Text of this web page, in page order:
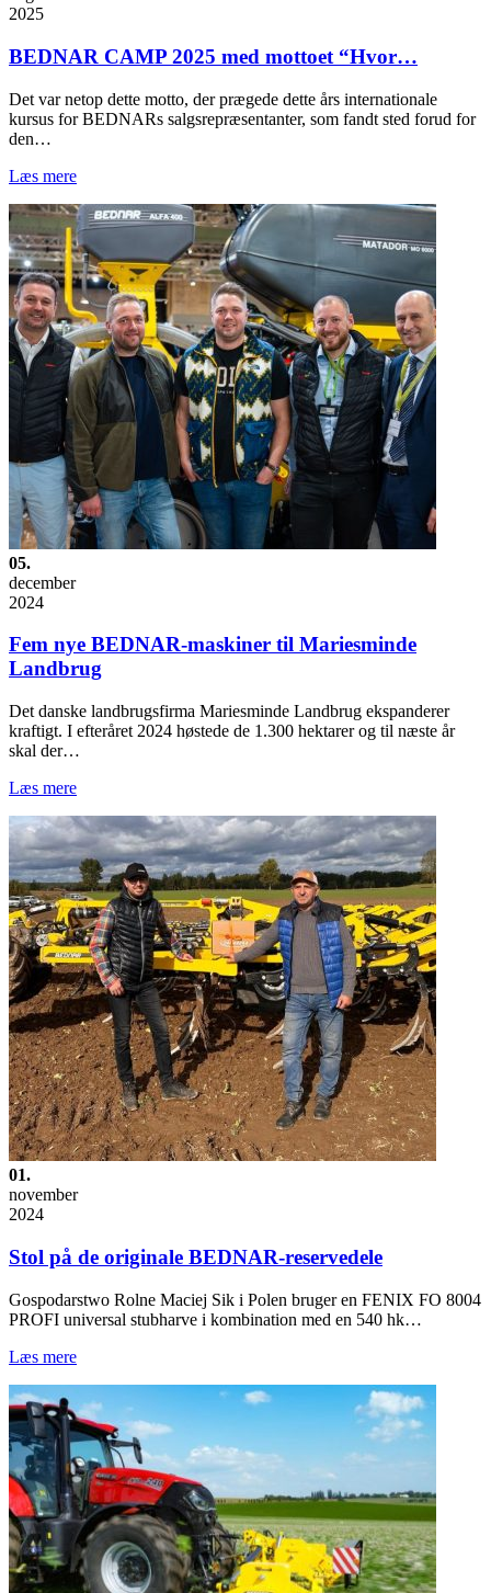
2025
BEDNAR CAMP 2025 med mottoet “Hvor…
Det var netop dette motto, der prægede dette års internationale
kursus for BEDNARs salgsrepræsentanter, som fandt sted forud for
den…
Læs mere
05.
december
2024
Fem nye BEDNAR-maskiner til Mariesminde
Landbrug
Det danske landbrugsfirma Mariesminde Landbrug ekspanderer
kraftigt. I efteråret 2024 høstede de 1.300 hektarer og til næste år
skal der…
Læs mere
01.
november
2024
Stol på de originale BEDNAR-reservedele
Gospodarstwo Rolne Maciej Sik i Polen bruger en FENIX FO 8004
PROFI universal stubharve i kombination med en 540 hk…
Læs mere